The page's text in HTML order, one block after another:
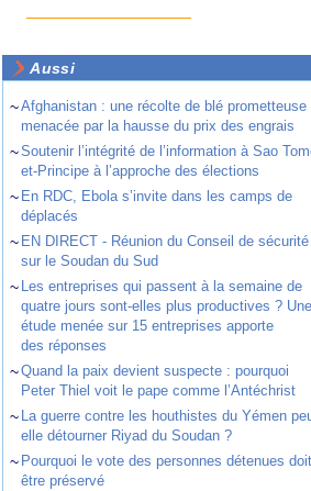
Aussi
~Afghanistan : une récolte de blé prometteuse
menacée par la hausse du prix des engrais
~Soutenir l’intégrité de l’information à Sao
et-Principe à l’approche des élections
~ En RDC, Ebola s’invite dans les camps de
déplacés
~ EN DIRECT - Réunion du Conseil de sécurité
sur le Soudan du Sud
~ Les entreprises qui passent à la semaine de
quatre jours sont-elles plus productives ? Une
étude menée sur 15 entreprises apporte
des réponses
~Quand la paix devient suspecte : pourquoi
Peter Thiel voit le pape comme l’Antéchrist
~ La guerre contre les houthistes du Yémen
elle détourner Riyad du Soudan ?
~ Pourquoi le vote des personnes détenues doit
être préservé